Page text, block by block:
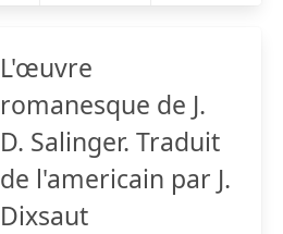
L'œuvre
romanesque de J.
D. Salinger. Traduit
de l'americain par J.
Dixsaut